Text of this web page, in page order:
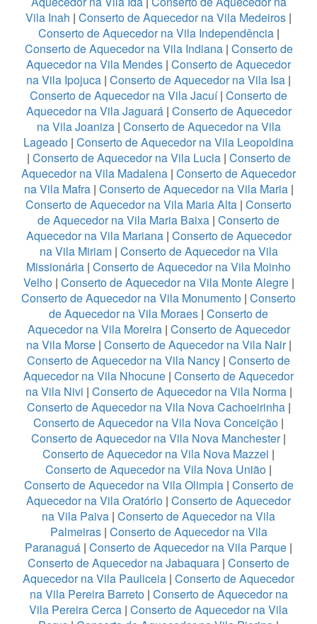
Vila Inah | Conserto de Aquecedor na Vila Medeiros |
Conserto de Aquecedor na Vila Independência|
Conserto de Aquecedor na Vila Indiana| Conserto de
Aquecedor na Vila Mendes | Conserto de Aquecedor
na Vila Ipojuca | Conserto de Aquecedor na Vila Isa |
Conserto de Aquecedor na Vila Jacuí| Conserto de
Aquecedor na Vila Jaguará| Conserto de Aquecedor
na Vila Joaniza| Conserto de Aquecedor na Vila
Lageado | Conserto de Aquecedor na Vila Leopoldina
| Conserto de Aquecedor na Vila Lucia| Conserto de
Aquecedor na Vila Madalena | Conserto de Aquecedor
na Vila Mafra | Conserto de Aquecedor na Vila Maria|
Conserto de Aquecedor na Vila Maria Alta | Conserto
de Aquecedor na Vila Maria Baixa | Conserto de
Aquecedor na Vila Mariana| Conserto de Aquecedor
na Vila Miriam| Conserto de Aquecedor na Vila
Missionária | Conserto de Aquecedor na Vila Moinho
Velho| Conserto de Aquecedor na Vila Monte Alegre|
Conserto de Aquecedor na Vila Monumento | Conserto
de Aquecedor na Vila Moraes | Conserto de
Aquecedor na Vila Moreira| Conserto de Aquecedor
na Vila Morse| Conserto de Aquecedor na Vila Nair|
Conserto de Aquecedor na Vila Nancy | Conserto de
Aquecedor na Vila Nhocune | Conserto de Aquecedor
na Vila Nivi | Conserto de Aquecedor na Vila Norma|
Conserto de Aquecedor na Vila Nova Cachoeirinha|
Conserto de Aquecedor na Vila Nova Conceição |
Conserto de Aquecedor na Vila Nova Manchester|
Conserto de Aquecedor na Vila Nova Mazzei |
Conserto de Aquecedor na Vila Nova União |
Conserto de Aquecedor na Vila Olimpia| Conserto de
Aquecedor na Vila Oratório | Conserto de Aquecedor
na Vila Paiva | Conserto de Aquecedor na Vila
Palmeiras| Conserto de Aquecedor na Vila
Paranaguá | Conserto de Aquecedor na Vila Parque |
Conserto de Aquecedor na Jabaquara | Conserto de
Aquecedor na Vila Pauliceia | Conserto de Aquecedor
na Vila Pereira Barreto| Conserto de Aquecedor na
Vila Pereira Cerca | Conserto de Aquecedor na Vila